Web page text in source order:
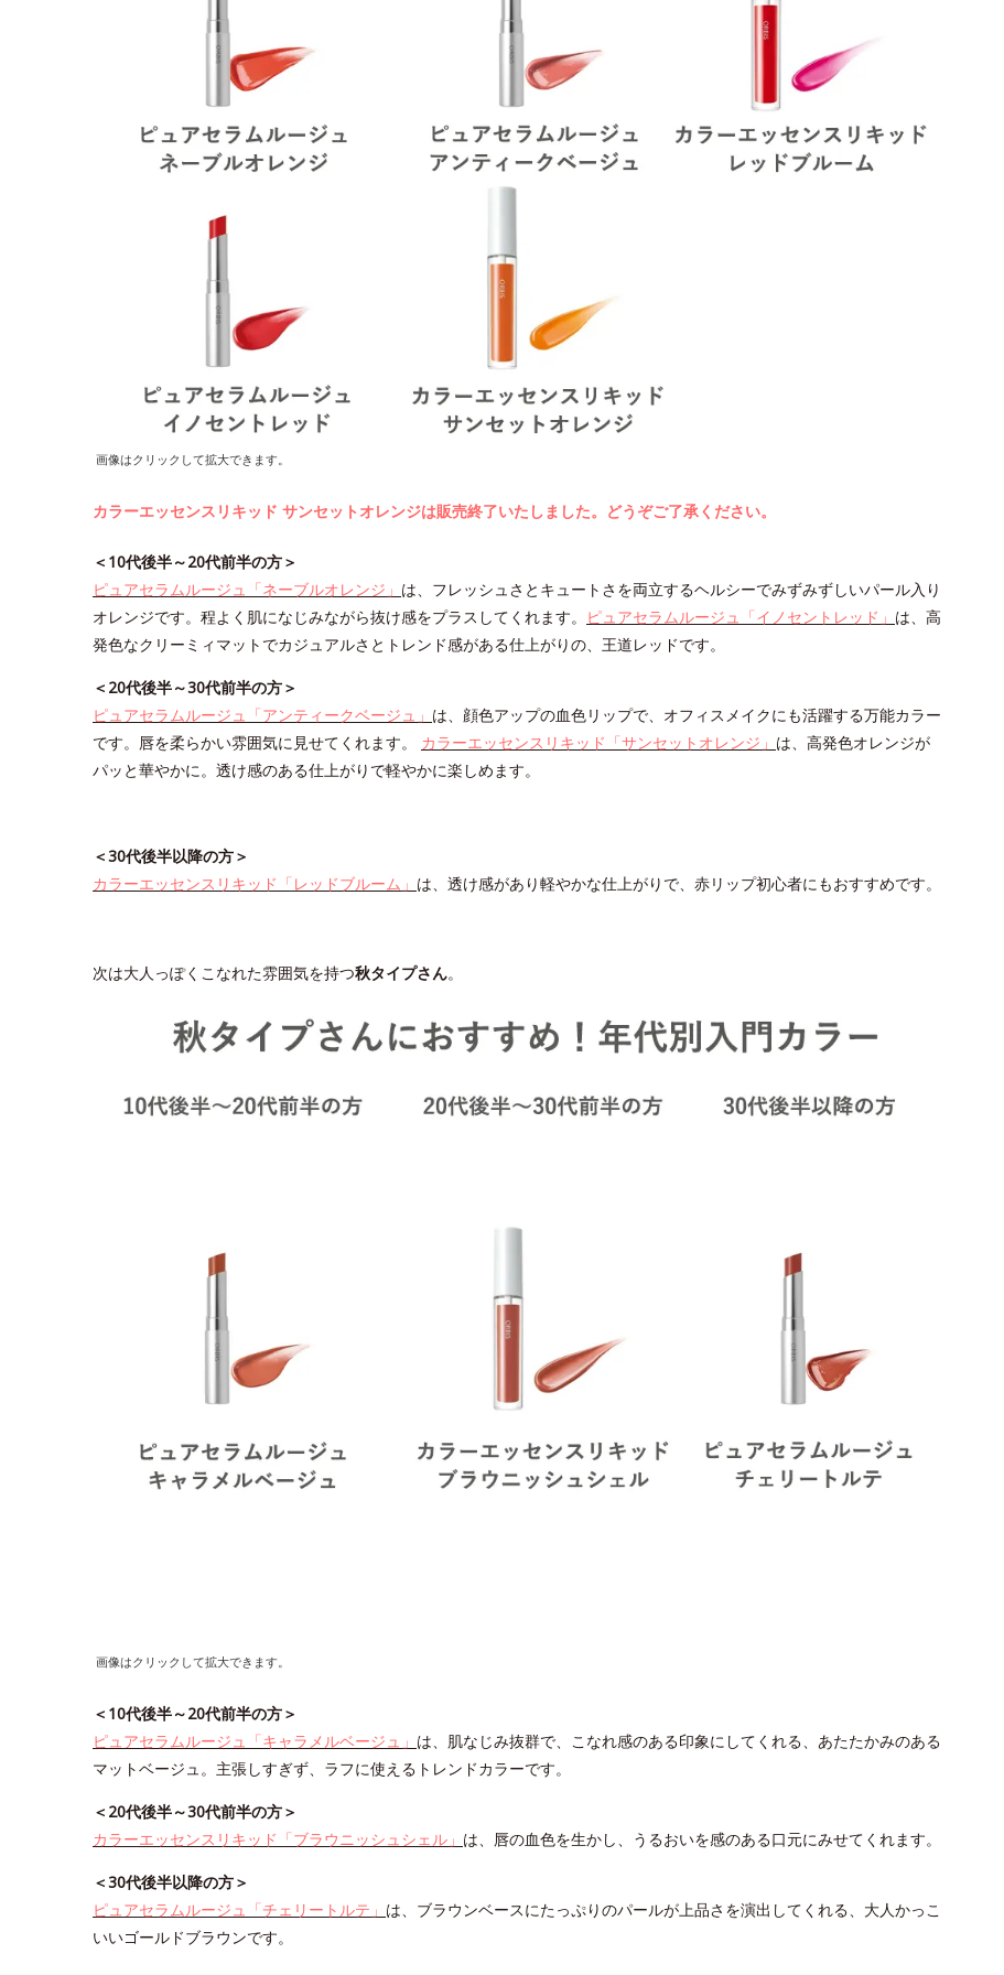
画像はクリックして拡大できます。
カラーエッセンスリキッド サンセットオレンジは販売終了いたしました。どうぞご了承ください。
＜10代後半～20代前半の方＞
ピュアセラムルージュ「ネーブルオレンジ」 は、フレッシュさとキュートさを両立するヘルシーでみずみずしいパール入り
オレンジです。程よく肌になじみながら抜け感をプラスしてくれます。 ピュアセラムルージュ「イノセントレッド」 は、高
発色なクリーミィマットでカジュアルさとトレンド感がある仕上がりの、王道レッドです。
＜20代後半～30代前半の方＞
ピュアセラムルージュ「アンティークベージュ」 は、顔色アップの血色リップで、オフィスメイクにも活躍する万能カラー
です。唇を柔らかい雰囲気に見せてくれます。 カラーエッセンスリキッド「サンセットオレンジ」 は、高発色オレンジが
パッと華やかに。透け感のある仕上がりで軽やかに楽しめます。
＜30代後半以降の方＞
カラーエッセンスリキッド「レッドブルーム」 は、透け感があり軽やかな仕上がりで、赤リップ初心者にもおすすめです。
次は大人っぽくこなれた雰囲気を持つ秋タイプさん。
画像はクリックして拡大できます。
＜10代後半～20代前半の方＞
ピュアセラムルージュ「キャラメルベージュ」 は、肌なじみ抜群で、こなれ感のある印象にしてくれる、あたたかみのある
マットベージュ。主張しすぎず、ラフに使えるトレンドカラーです。
＜20代後半～30代前半の方＞
カラーエッセンスリキッド「ブラウニッシュシェル」 は、唇の血色を生かし、うるおいを感のある口元にみせてくれます。
＜30代後半以降の方＞
ピュアセラムルージュ「チェリートルテ」 は、ブラウンベースにたっぷりのパールが上品さを演出してくれる、大人かっこ
いいゴールドブラウンです。